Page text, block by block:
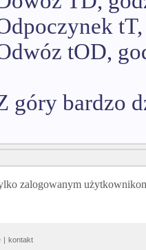
tOD,
góry bardzo
zalogowanym
| kontakt